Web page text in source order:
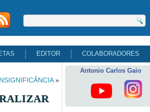
EDITOR COLABORADORES
»
Antonio Carlos Gaio